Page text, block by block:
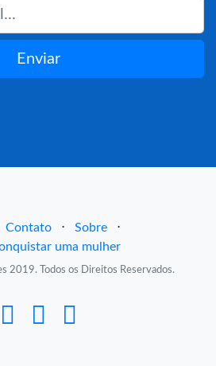
Enviar
Contato ⋅ Sobre
⋅
uma mulher
2019. Todos os Direitos Reservados.